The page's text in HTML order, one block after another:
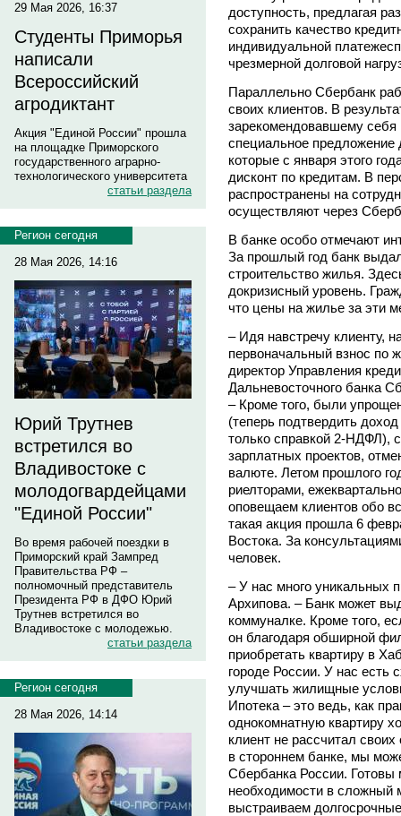
29 Мая 2026, 16:37
Студенты Приморья
написали
Всероссийский
агродиктант
Акция "Единой России" прошла
на площадке Приморского
государственного аграрно-
технологического университета
статьи раздела
Регион сегодня
28 Мая 2026, 14:16
Юрий Трутнев
встретился во
Владивостоке с
молодогвардейцами
"Единой России"
Во время рабочей поездки в
Приморский край Зампред
Правительства РФ –
полномочный представитель
Президента РФ в ДФО Юрий
Трутнев встретился во
Владивостоке с молодежью.
статьи раздела
Регион сегодня
28 Мая 2026, 14:14
доступность, предлагая
сохранить качество
индивидуальной
чрезмерной долговой
Параллельно Сбербанк
своих клиентов. В
зарекомендовавшему себя
специальное предложение
которые с января этого
дисконт по кредитам. В
распространены на
осуществляют через
В банке особо отмечают
За прошлый год банк
строительство жилья.
докризисный уровень.
что цены на жилье за эти
– Идя навстречу клиенту,
первоначальный взнос по
директор Управления
Дальневосточного банка
– Кроме того, были
(теперь подтвердить
только справкой 2-НДФЛ),
зарплатных проектов,
валюте. Летом прошлого
риелторами,
оповещаем клиентов обо
такая акция прошла 6
Востока. За
человек.
– У нас много уникальных
Архипова. – Банк может
коммуналке. Кроме того,
он благодаря обширной
приобретать квартиру в
городе России. У нас есть
улучшать жилищные
Ипотека – это ведь, как
однокомнатную квартиру
клиент не рассчитал
в стороннем банке, мы
Сбербанка России.
необходимости в сложный
выстраиваем